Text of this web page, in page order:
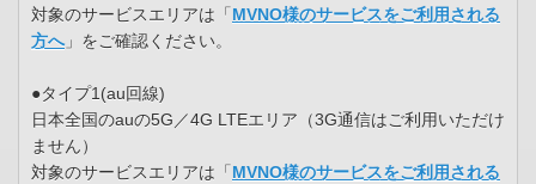
対象のサービスエリアは「 MVNO様のサービスをご利用される
方へ」をご確認ください。
●タイプ1(au回線)
日本全国のauの5G／4G LTEエリア（3G通信はご利用いただけ
ません）
対象のサービスエリアは「 MVNO様のサービスをご利用される